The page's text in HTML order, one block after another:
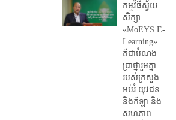
កម្មវិធីស្វ័យ
សិក្សា
«MoEYS E-
Learning»
គឺជាបំណង
ប្រាថ្នារួមគ្នា
របស់ក្រសួង
អប់រំ​ យុវជន
និងកីឡា និង
សហភាព